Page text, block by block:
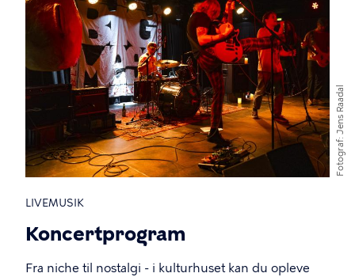
Fotograf
Jens Raadal
LIVEMUSIK
Koncertprogram
Fra niche til nostalgi - i kulturhuset kan du opleve